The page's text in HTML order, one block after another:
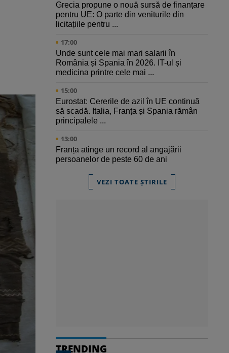
Grecia propune o nouă sursă de finanțare
pentru UE: O parte din veniturile din
licitațiile pentru ...
17:00
Unde sunt cele mai mari salarii în
România și Spania în 2026. IT-ul și
medicina printre cele mai ...
15:00
Eurostat: Cererile de azil în UE continuă
să scadă. Italia, Franța și Spania rămân
principalele ...
13:00
Franța atinge un record al angajării
persoanelor de peste 60 de ani
VEZI TOATE ȘTIRILE
TRENDING